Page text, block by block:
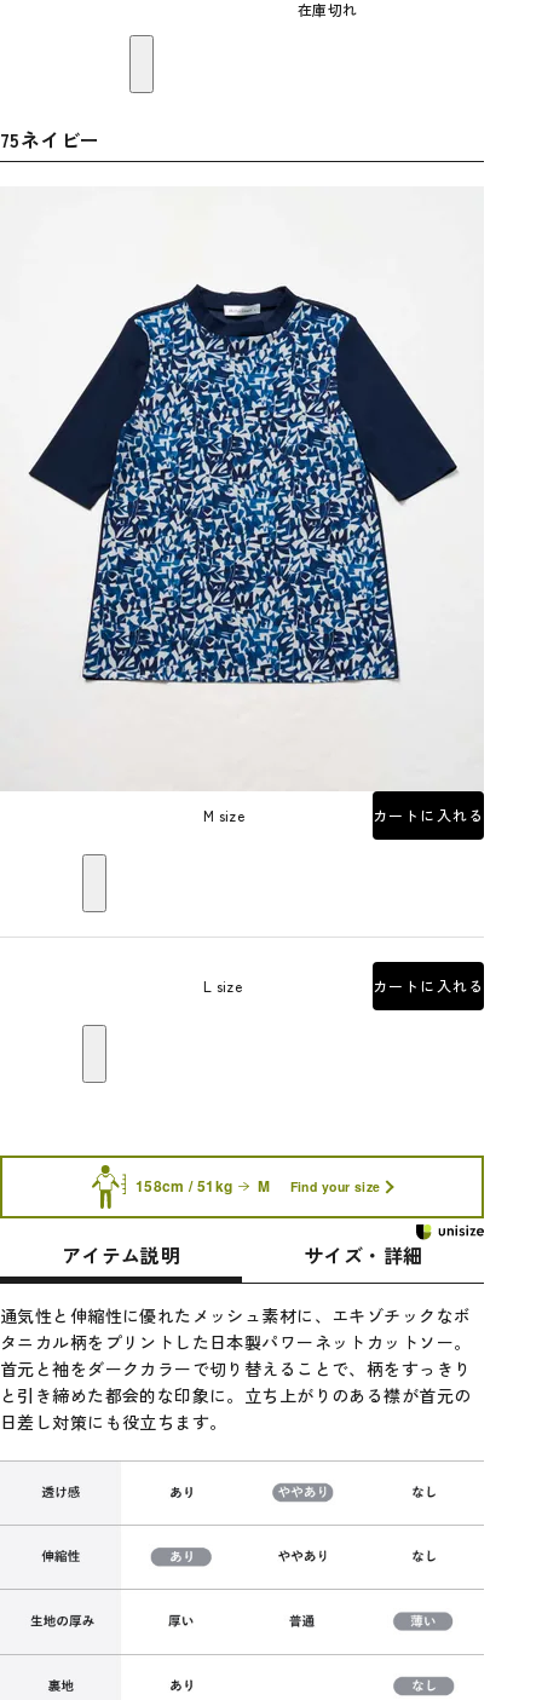
在庫切れ
75ネイビー
M size カートに入れる
L size カートに入れる
158cm / 51kg M Find your size
アイテム説明 サイズ・詳細
通気性と伸縮性に優れたメッシュ素材に、エキゾチックなボ
タニカル柄をプリントした日本製パワーネットカットソー。
首元と袖をダークカラーで切り替えることで、柄をすっきり
と引き締めた都会的な印象に。立ち上がりのある襟が首元の
日差し対策にも役立ちます。